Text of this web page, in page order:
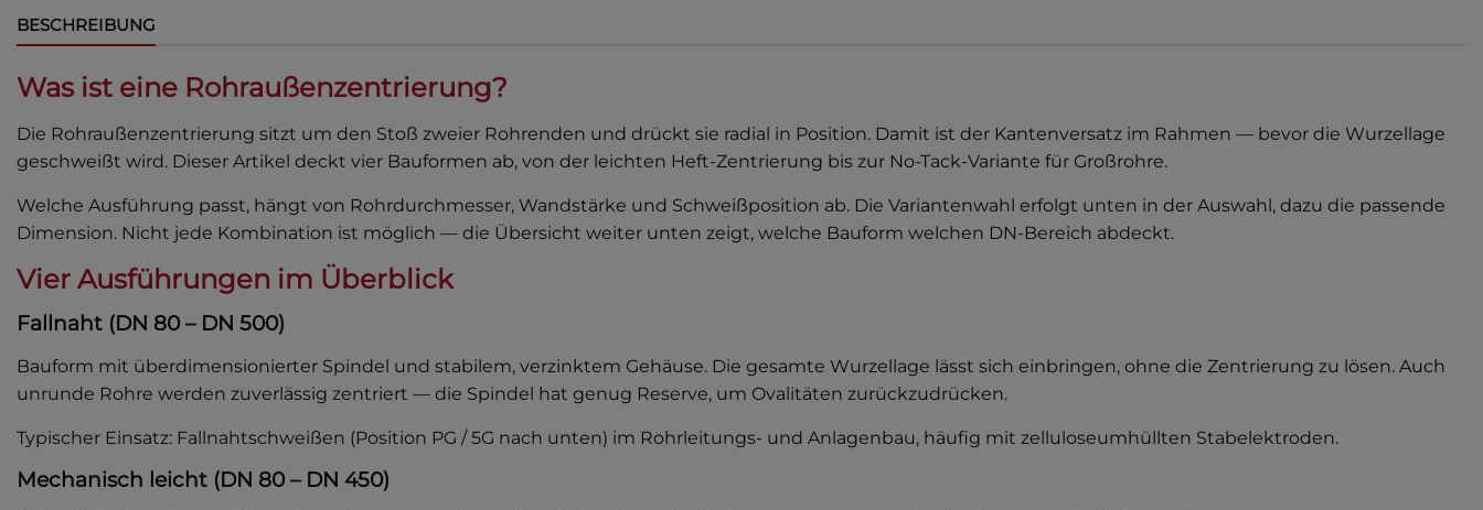
BESCHREIBUNG
Was ist eine Rohraußenzentrierung?
Die Rohraußenzentrierung sitzt um den Stoß zweier Rohrenden und drückt sie radial in Position. Damit ist der Kantenversatz im Rahmen — bevor die Wurzellage
geschweißt wird. Dieser Artikel deckt vier Bauformen ab, von der leichten Heft-Zentrierung bis zur No-Tack-Variante für Großrohre.
Welche Ausführung passt, hängt von Rohrdurchmesser, Wandstärke und Schweißposition ab. Die Variantenwahl erfolgt unten in der Auswahl, dazu die passende
Dimension. Nicht jede Kombination ist möglich — die Übersicht weiter unten zeigt, welche Bauform welchen DN-Bereich abdeckt.
Vier Ausführungen im Überblick
Fallnaht (DN 80 – DN 500)
Bauform mit überdimensionierter Spindel und stabilem, verzinktem Gehäuse. Die gesamte Wurzellage lässt sich einbringen, ohne die Zentrierung zu lösen. Auch
unrunde Rohre werden zuverlässig zentriert — die Spindel hat genug Reserve, um Ovalitäten zurückzudrücken.
Typischer Einsatz: Fallnahtschweißen (Position PG / 5G nach unten) im Rohrleitungs- und Anlagenbau, häufig mit zelluloseumhüllten Stabelektroden.
Mechanisch leicht (DN 80 – DN 450)